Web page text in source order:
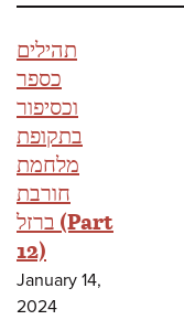
תהילים
כספר
וכסיפור
בתקופת
מלחמת
חורבת
ברזל (Part
12)
January 14,
2024